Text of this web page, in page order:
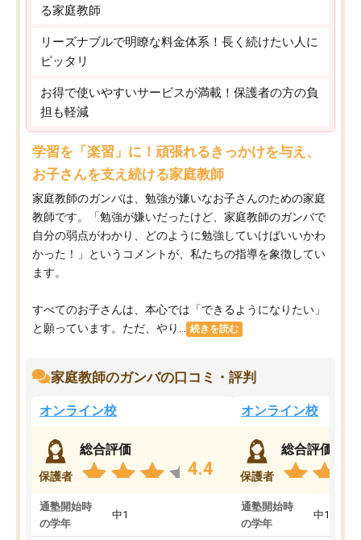
る家庭教師
リーズナブルで明瞭な料金体系！長く続けたい人に
ピッタリ
お得で使いやすいサービスが満載！保護者の方の負
担も軽減
学習を「楽習」に！頑張れるきっかけを与え、
お子さんを支え続ける家庭教師
家庭教師のガンバは、勉強が嫌いなお子さんのための家庭
教師です。「勉強が嫌いだったけど、家庭教師のガンバで
自分の弱点がわかり、どのように勉強していけばいいかわ
かった！」というコメントが、私たちの指導を象徴してい
ます。
すべてのお子さんは、本心では「できるようになりたい」
と願っています。ただ、やり... 続きを読む
家庭教師のガンバの口コミ・評判
オンライン校
保護者
総合評価
4.4
通塾開始時
の学年
中1
オンライン校
保護者
総合評価
通塾開始時
の学年
中1